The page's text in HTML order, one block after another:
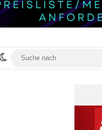
Skin umschalten